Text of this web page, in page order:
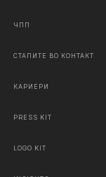
ЧПП
СТАПИТЕ ВО КОНТАКТ
КАРИЕРИ
PRESS KIT
LOGO KIT